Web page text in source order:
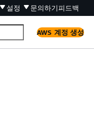
설정 문의하기피드백
AWS 계정 생성